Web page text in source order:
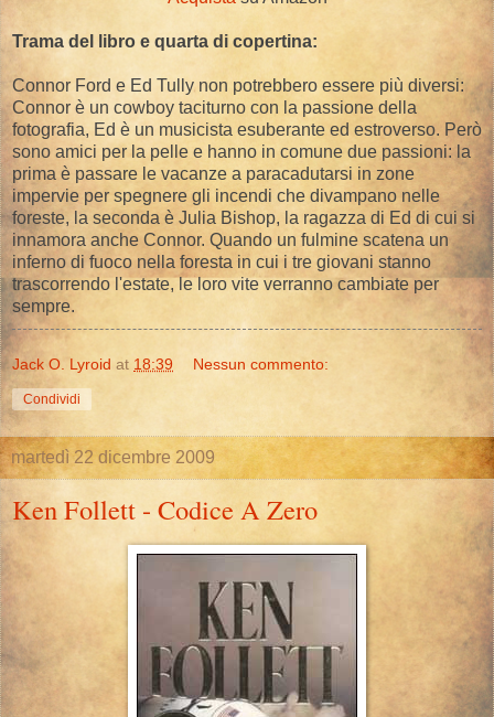
Trama del libro e quarta di copertina:
Connor Ford e Ed Tully non potrebbero essere più diversi:
Connor è un cowboy taciturno con la passione della
fotografia, Ed è un musicista esuberante ed estroverso. Però
sono amici per la pelle e hanno in comune due passioni: la
prima è passare le vacanze a paracadutarsi in zone
impervie per spegnere gli incendi che divampano nelle
foreste, la seconda è Julia Bishop, la ragazza di Ed di cui si
innamora anche Connor. Quando un fulmine scatena un
inferno di fuoco nella foresta in cui i tre giovani stanno
trascorrendo l'estate, le loro vite verranno cambiate per
sempre.
Jack O. Lyroid at 18:39 Nessun commento:
Condividi
martedì 22 dicembre 2009
Ken Follett - Codice A Zero